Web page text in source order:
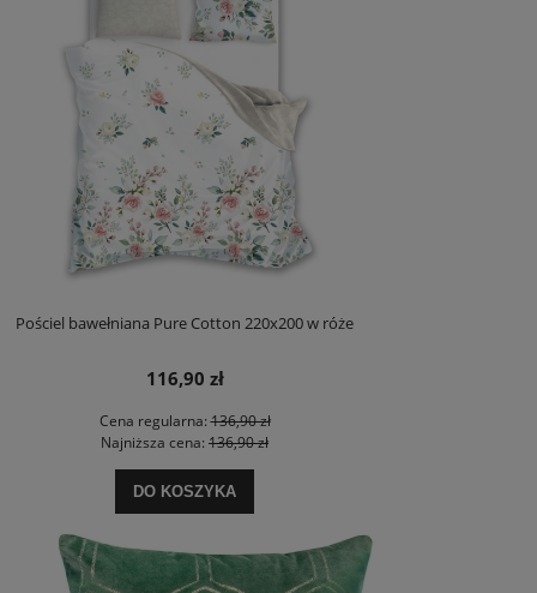
Pościel bawełniana Pure Cotton 220x200 w róże
116,90 zł
Cena regularna:136,90 zł
Najniższa cena: 136,90 zł
DO KOSZYKA